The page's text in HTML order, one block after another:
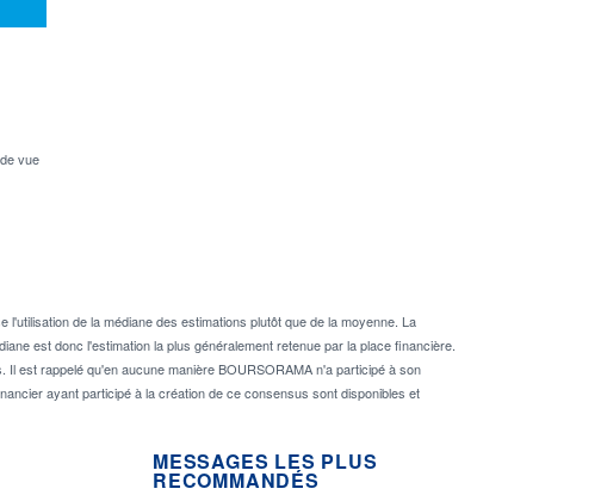
vue
de la médiane des estimations plutôt que de la moyenne. La
est donc l'estimation la plus généralement retenue par la place financière.
est rappelé qu'en aucune manière BOURSORAMA n'a participé à son
ayant participé à la création de ce consensus sont disponibles et
MESSAGES LES PLUS
RECOMMANDÉS